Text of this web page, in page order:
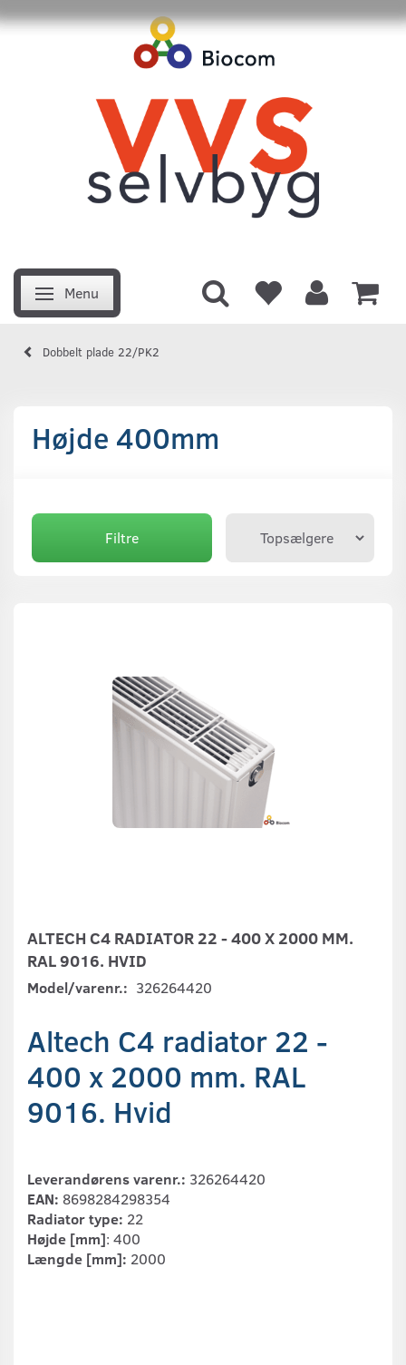
Skifte navigation
Menu
Dobbelt plade 22/PK2
Højde 400mm
Filtre
ALTECH C4 RADIATOR 22 - 400 X 2000 MM.
RAL 9016. HVID
Model/varenr.: 326264420
Altech C4 radiator 22 -
400 x 2000 mm. RAL
9016. Hvid
Leverandørens varenr.: 326264420
EAN: 8698284298354
Radiator type: 22
Højde [mm]: 400
Længde [mm]: 2000